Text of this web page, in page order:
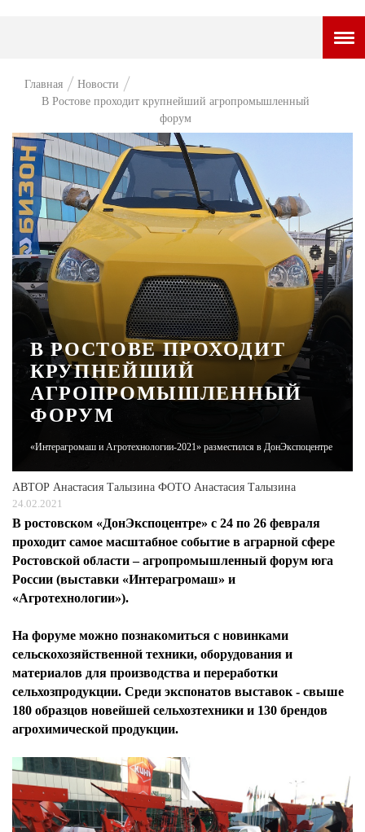
ВОПРОС НЕДЕЛИ
ПРЕМЬЕРА
ТАМ И ТУТ
СТИЛЬ ЖИЗНИ
ЧЕЛОВЕК ОСОБЕННЫЙ
КУЛЬТ ЕДЫ
ЖУРНАЛ
Главная
Новости
В Ростове проходит крупнейший агропромышленный
форум
В РОСТОВЕ ПРОХОДИТ
КРУПНЕЙШИЙ
АГРОПРОМЫШЛЕННЫЙ
ФОРУМ
«Интерагромаш и Агротехнологии-2021» разместился в ДонЭкспоцентре
АВТОР Анастасия Талызина ФОТО Анастасия Талызина
24.02.2021
В ростовском «ДонЭкспоцентре» с 24 по 26 февраля
проходит самое масштабное событие в аграрной сфере
Ростовской области – агропромышленный форум юга
России (выставки «Интерагромаш» и
«Агротехнологии»).
На форуме можно познакомиться с новинками
сельскохозяйственной техники, оборудования и
материалов для производства и переработки
сельхозпродукции. Среди экспонатов выставок - свыше
180 образцов новейшей сельхозтехники и 130 брендов
агрохимической продукции.